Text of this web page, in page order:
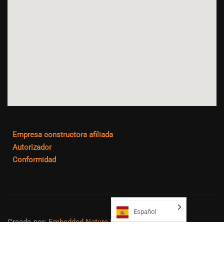
Empresa constructora afiliada
Autorizador
Conformidad
Creado por:Embedded Nature LLC
Español